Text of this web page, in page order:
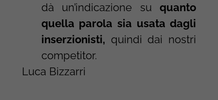
dà un’indicazione suquanto
quella parola sia usata dagli
inserzionisti, quindi dai nostri
competitor.
Luca Bizzarri